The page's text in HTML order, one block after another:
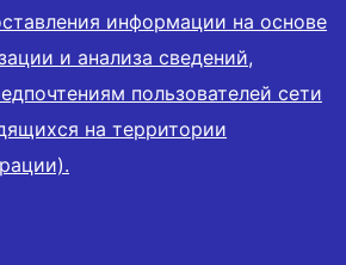
информации на основе
и анализа сведений,
пользователей сети
на территории